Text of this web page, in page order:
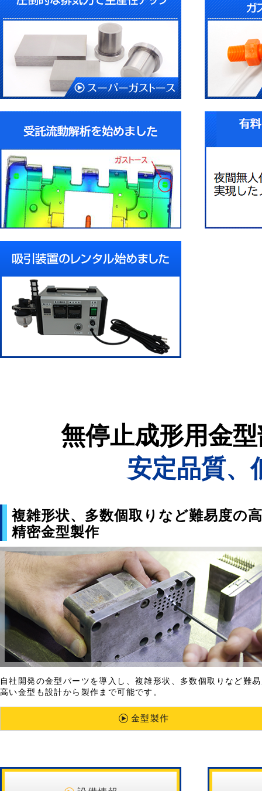
無停止成形用金
安定品質、
複雑形状、多数個取りなど難易度の
精密金型製作
自社開発の金型パーツを導入し、複雑形状、多数個取りなど難
高い金型も設計から製作まで可能です。
金型製作